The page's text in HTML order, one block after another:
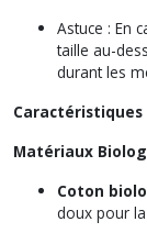
Astuce : En
taille au-
durant les
Caractéristiques
Matériaux
Coton
doux pour